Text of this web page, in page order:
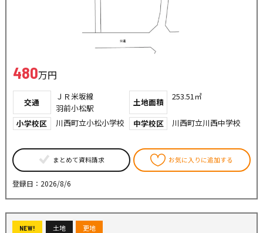
480万円
交通
ＪＲ米坂線
羽前小松駅
土地面積
253.51㎡
小学校区 川西町立小松小学校 中学校区 川西町立川西中学校
まとめて資料請求 お気に入りに追加する
登録日：2026/8/6
NEW! 土地 更地